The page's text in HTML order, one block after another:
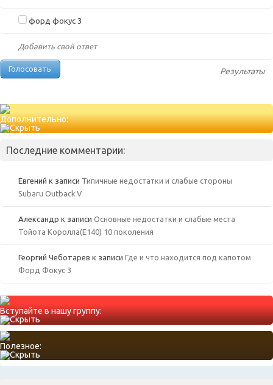
форд фокус 3
Добавить свой ответ
Результаты
Дополнительно:
Последние комментарии:
Евгений к записи Типичные недостатки и слабые стороны
Subaru Outback V
Александр к записи Основные недостатки и слабые места
Тойота Королла(Е140) 10 поколения
Георгий Чеботарев к записи Где и что находится под капотом
Форд Фокус 3
Вступайте в нашу группу:
Полезное: